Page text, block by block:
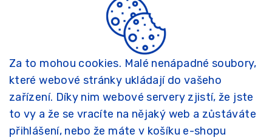
Za to mohou cookies. Malé nenápadné soubory,
které webové stránky ukládají do vašeho
zařízení. Díky nim webové servery zjistí, že jste
to vy a že se vracíte na nějaký web a zůstáváte
přihlášení, nebo že máte v košíku e-shopu